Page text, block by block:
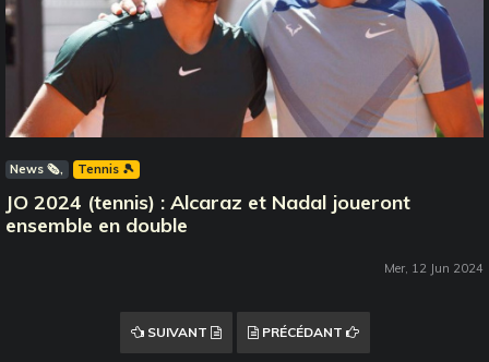
News 🗞️ Tennis 🎾
JO 2024 (tennis) : Alcaraz et Nadal joueront
ensemble en double
Mer, 12 Jun 2024
SUIVANT PRÉCÉDANT